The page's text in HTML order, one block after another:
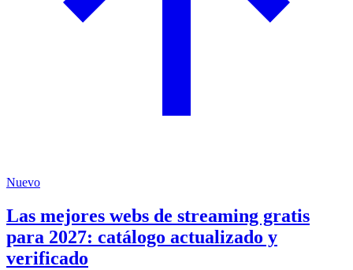
Nuevo
Las mejores webs de streaming gratis
para 2027: catálogo actualizado y
verificado